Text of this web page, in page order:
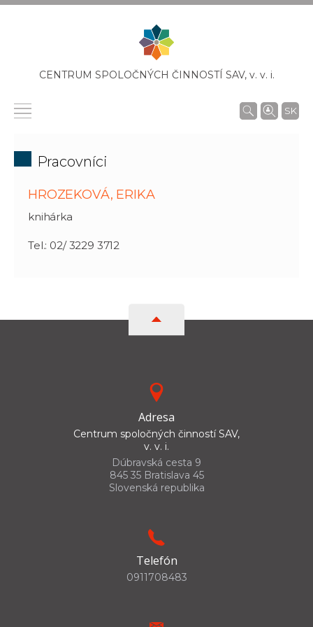
CENTRUM SPOLOČNÝCH ČINNOSTÍ SAV, v. v. i.
SK
Pracovníci
HROZEKOVÁ, ERIKA
knihárka
Tel.: 02/ 3229 3712
Adresa
Centrum spoločných činností SAV,
v. v. i.
Dúbravská cesta 9
845 35 Bratislava 45
Slovenská republika
Telefón
0911708483